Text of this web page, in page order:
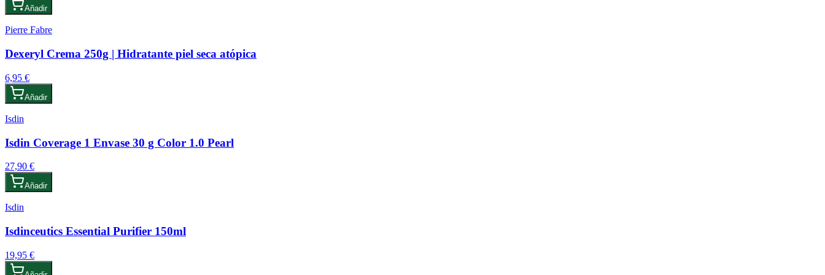
Añadir
Pierre Fabre
Dexeryl Crema 250g | Hidratante piel seca atópica
6,95 €
Añadir
Isdin
Isdin Coverage 1 Envase 30 g Color 1.0 Pearl
27,90 €
Añadir
Isdin
Isdinceutics Essential Purifier 150ml
19,95 €